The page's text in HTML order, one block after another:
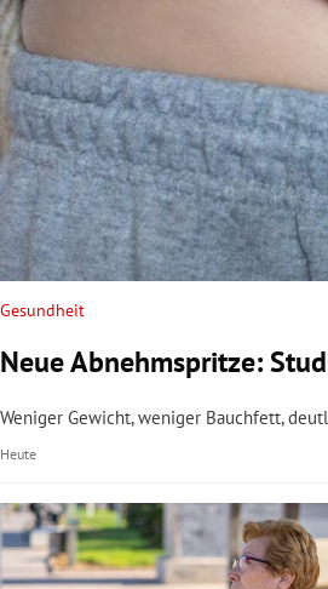
Gesundheit
Neue Abnehmspritze:
Weniger Gewicht, weniger Bauchfett,
Heute